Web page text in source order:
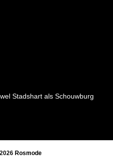
Stadshart als Schouwburg
Rosmode